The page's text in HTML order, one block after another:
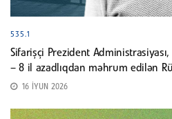
535.1
Sifarişçi Prezident
– 8 il azadlıqdan məhrum edilən
16 İYUN 2026